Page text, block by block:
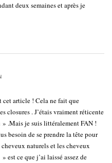
deux semaines et après je
cet article ! Cela ne fait que
closures . J’étais vraiment réticente
.Mais je suis littéralement FAN !
besoin de se prendre la tête pour
naturels et les cheveux
ce que j’ai laissé assez de